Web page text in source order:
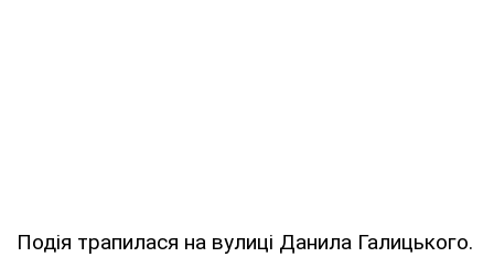
Подія трапилася на вулиці Данила Галицького.